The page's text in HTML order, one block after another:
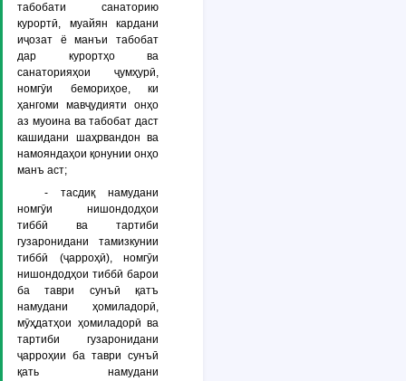
табобати санаторию
курортӣ, муайян кардани
иҷозат ё манъи табобат
дар курортҳо ва
санаторияҳои ҷумҳурӣ,
номгӯи бемориҳое, ки
ҳангоми мавҷудияти онҳо
аз муоина ва табобат даст
кашидани шаҳрвандон ва
намояндаҳои қонунии онҳо
манъ аст;
- тасдиқ намудани
номгӯи нишондодҳои
тиббӣ ва тартиби
гузаронидани тамизкунии
тиббӣ (ҷарроҳӣ), номгӯи
нишондодҳои тиббӣ барои
ба таври сунъӣ қатъ
намудани ҳомиладорӣ,
мӯҳдатҳои ҳомиладорӣ ва
тартиби гузаронидани
ҷарроҳии ба таври сунъӣ
қать намудани